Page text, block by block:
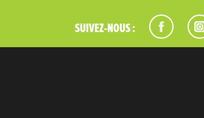
SUIVEZ-NOUS :